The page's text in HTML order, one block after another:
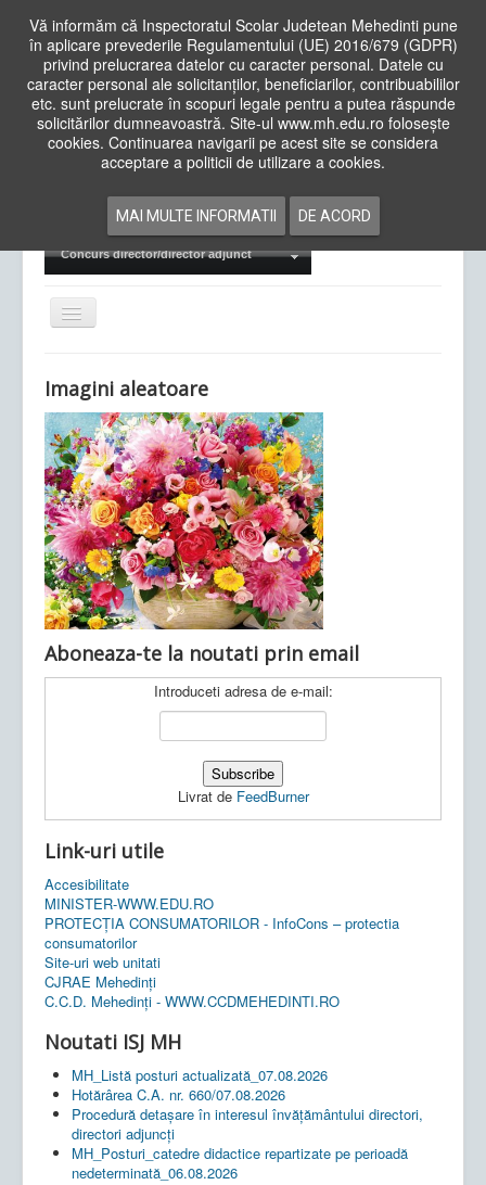
Vă informăm că Inspectoratul Scolar Judetean Mehedinti pune
în aplicare prevederile Regulamentului (UE) 2016/679 (GDPR)
privind prelucrarea datelor cu caracter personal. Datele cu
caracter personal ale solicitanților, beneficiarilor, contribuabililor
etc. sunt prelucrate în scopuri legale pentru a putea răspunde
solicitărilor dumneavoastră. Site-ul www.mh.edu.ro folosește
cookies. Continuarea navigarii pe acest site se considera
acceptare a politicii de utilizare a cookies.
MAI MULTE INFORMATII DE ACORD
Cauta
in
siteAcasa Cadre Didactice
Examene Naționale
Concurs director/director adjunct
Comută
navigarea
Ultimele articole: Vi, 04.11.2022 -Inspectoratul Școlar
Județean Mehedinți
Imagini aleatoare
Aboneaza-te la noutati prin email
Introduceti adresa de e-mail:
Livrat de FeedBurner
Link-uri utile
Accesibilitate
MINISTER-WWW.EDU.RO
PROTECȚIA CONSUMATORILOR - InfoCons – protectia
consumatorilor
Site-uri web unitati
CJRAE Mehedinți
C.C.D. Mehedinţi - WWW.CCDMEHEDINTI.RO
Noutati ISJ MH
MH_Listă posturi actualizată_07.08.2026
Hotărârea C.A. nr. 660/07.08.2026
Procedură detașare în interesul învățământului directori,
directori adjuncți
MH_Posturi_catedre didactice repartizate pe perioadă
nedeterminată_06.08.2026